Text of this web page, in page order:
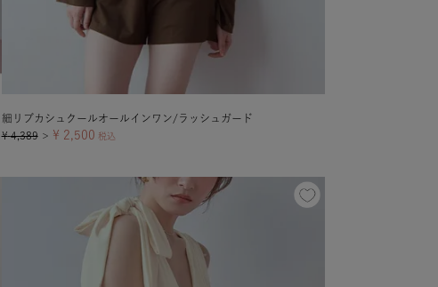
細リブカシュクールオールインワン/ラッシュガード
¥ 4,389 ＞ ¥ 2,500 税込